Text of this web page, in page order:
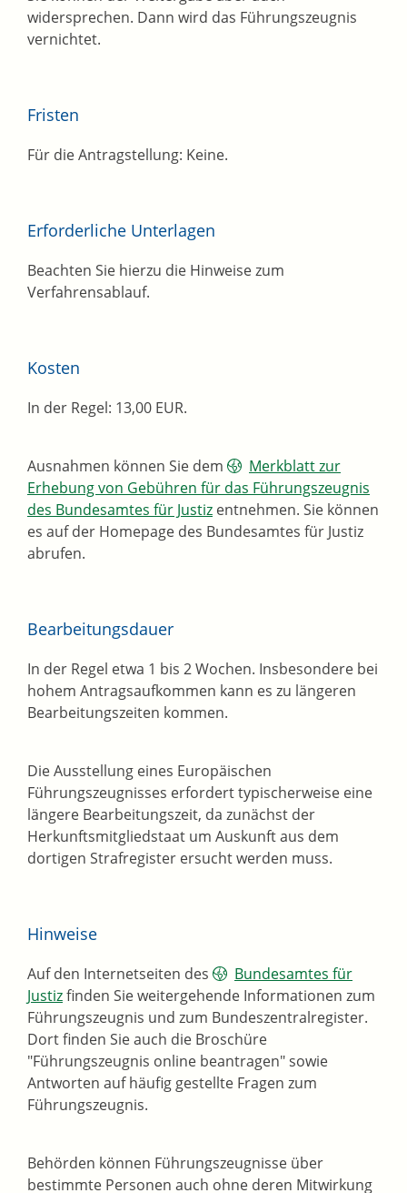
widersprechen. Dann wird das Führungszeugnis
vernichtet.
Fristen
Für die Antragstellung: Keine.
Erforderliche Unterlagen
Beachten Sie hierzu die Hinweise zum
Verfahrensablauf.
Kosten
In der Regel: 13,00 EUR.
Ausnahmen können Sie dem
Merkblatt zur
Erhebung von Gebühren für das Führungszeugnis
des Bundesamtes für Justiz entnehmen. Sie können
es auf der Homepage des Bundesamtes für Justiz
abrufen.
Bearbeitungsdauer
In der Regel etwa 1 bis 2 Wochen. Insbesondere bei
hohem Antragsaufkommen kann es zu längeren
Bearbeitungszeiten kommen.
Die Ausstellung eines Europäischen
Führungszeugnisses erfordert typischerweise eine
längere Bearbeitungszeit, da zunächst der
Herkunftsmitgliedstaat um Auskunft aus dem
dortigen Strafregister ersucht werden muss.
Hinweise
Auf den Internetseiten des
Bundesamtes für
Justizfinden Sie weitergehende Informationen zum
Führungszeugnis und zum Bundeszentralregister.
Dort finden Sie auch die Broschüre
"Führungszeugnis online beantragen" sowie
Antworten auf häufig gestellte Fragen zum
Führungszeugnis.
Behörden können Führungszeugnisse über
bestimmte Personen auch ohne deren Mitwirkung